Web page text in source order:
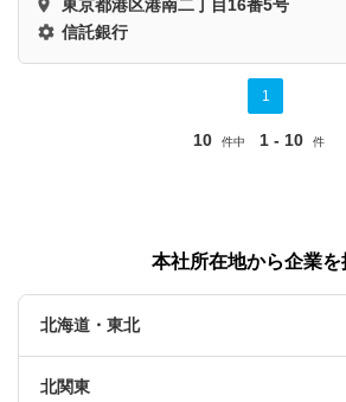
東京都港区港南二丁目16番5号
信託銀行
1
10 件中 1 - 10 件
本社所在地から企業を
北海道・東北
北関東